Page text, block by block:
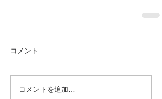
コメント
コメントを追加…